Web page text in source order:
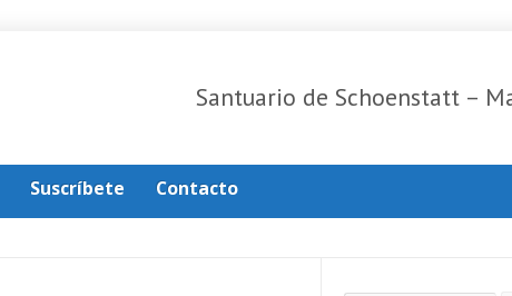
Santuario de Schoenstatt –
Suscríbete Contacto